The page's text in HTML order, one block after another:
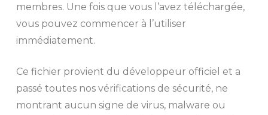
membres. Une fois que vous l’avez téléchargée,
vous pouvez commencer à l’utiliser
immédiatement.
Ce fichier provient du développeur officiel et a
passé toutes nos vérifications de sécurité, ne
montrant aucun signe de virus, malware ou